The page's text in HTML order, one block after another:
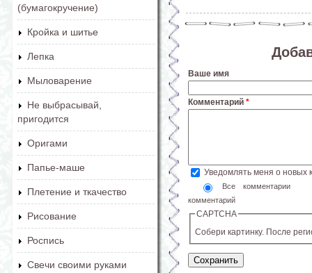
(бумагокручение)
Кройка и шитье
Лепка
Мыловарение
Не выбрасывай,
пригодится
Оригами
Папье-маше
Плетение и ткачество
Рисование
Роспись
Свечи своими руками
Ваше имя
Комментарий *
Уведомлять меня о новых
Все комментарии
комментарий
CAPTCHA
Собери картинку. После